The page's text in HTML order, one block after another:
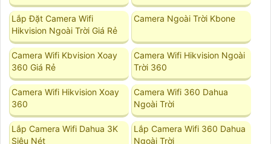
Lắp Đặt Camera Wifi
Hikvision Ngoài Trời Giá Rẻ
Camera Ngoài Trời Kbone
Camera Wifi Kbvision Xoay
360 Giá Rẻ
Camera Wifi Hikvision Ngoài
Trời 360
Camera Wifi Hikvision Xoay
360
Camera Wifi 360 Dahua
Ngoài Trời
Lắp Camera Wifi Dahua 3K
Siêu Nét
Lắp Camera Wifi 360 Dahua
Ngoài Trời